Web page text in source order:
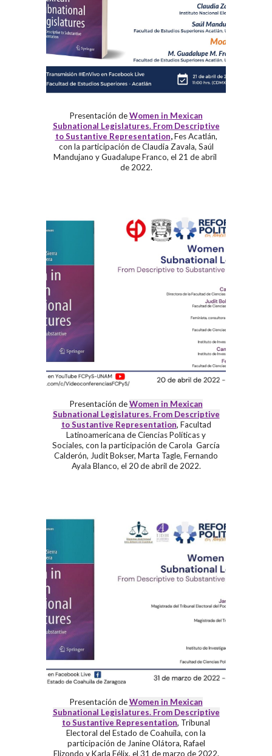
Presentación deWomen in Mexican
Subnational Legislatures. From Descriptive
to Sustantive Representation, Fes Acatlán,
con la participación de Claudia Zavala, Saúl
Mandujano y Guadalupe Franco, el 21 de abril
de 2022.
Presentación deWomen in Mexican
Subnational Legislatures. From Descriptive
to Sustantive Representation, Facultad
Latinoamericana de Ciencias Políticas y
Sociales, con la participación de Carola García
Calderón, Judit Bokser, Marta Tagle, Fernando
Ayala Blanco, el 20 de abril de 2022.
Presentación deWomen in Mexican
Subnational Legislatures. From Descriptive
to Sustantive Representation, Tribunal
Electoral del Estado de Coahuila, con la
participación de Janine Olátora, Rafael
Elizondo y Karla Félix, el 31 de marzo de 2022.